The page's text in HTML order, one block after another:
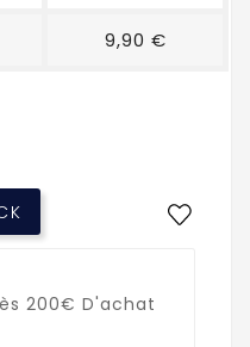
9,90 €
200€ D'achat